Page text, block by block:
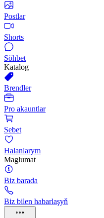
Postlar
Shorts
Söhbet
Katalog
Brendler
Pro akauntlar
Sebet
Halanlarym
Maglumat
Biz barada
Biz bilen habarlaşyň